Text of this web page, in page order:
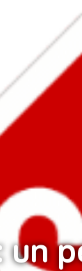
un